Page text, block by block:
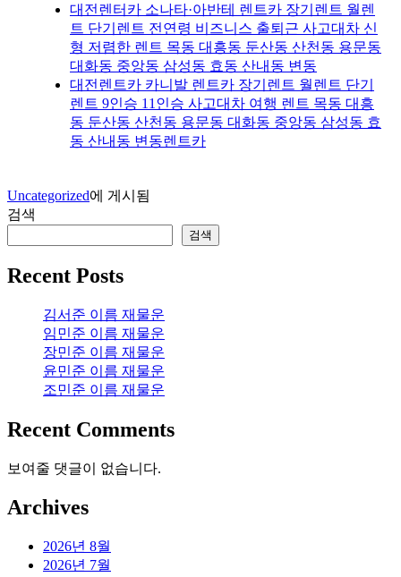
대전렌터카 소나타·아반테 렌트카 장기렌트 월렌
트 단기렌트 전연령 비즈니스 출퇴근 사고대차 신
형 저렴한 렌트 목동 대흥동 둔산동 산천동 용문동
대화동 중앙동 삼성동 효동 산내동 변동
대전렌트카 카니발 렌트카 장기렌트 월렌트 단기
렌트 9인승 11인승 사고대차 여행 렌트 목동 대흥
동 둔산동 산천동 용문동 대화동 중앙동 삼성동 효
동 산내동 변동렌트카
Uncategorized에 게시됨
검색
검색
Recent Posts
김서준 이름 재물운
임민준 이름 재물운
장민준 이름 재물운
윤민준 이름 재물운
조민준 이름 재물운
Recent Comments
보여줄 댓글이 없습니다.
Archives
2026년 8월
2026년 7월